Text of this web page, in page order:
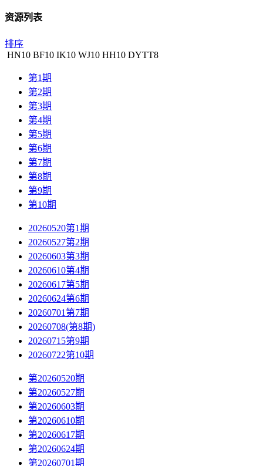
资源列表
排序
HN10 BF10 IK10 WJ10 HH10 DYTT8
第1期
第2期
第3期
第4期
第5期
第6期
第7期
第8期
第9期
第10期
20260520第1期
20260527第2期
20260603第3期
20260610第4期
20260617第5期
20260624第6期
20260701第7期
20260708(第8期)
20260715第9期
20260722第10期
第20260520期
第20260527期
第20260603期
第20260610期
第20260617期
第20260624期
第20260701期